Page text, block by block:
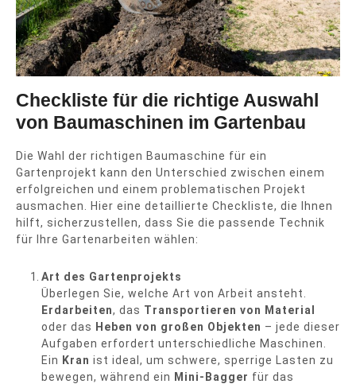
Checkliste für die richtige Auswahl
von Baumaschinen im Gartenbau
Die Wahl der richtigen Baumaschine für ein
Gartenprojekt kann den Unterschied zwischen einem
erfolgreichen und einem problematischen Projekt
ausmachen. Hier eine detaillierte Checkliste, die Ihnen
hilft, sicherzustellen, dass Sie die passende Technik
für Ihre Gartenarbeiten wählen:
Art des Gartenprojekts
Überlegen Sie, welche Art von Arbeit ansteht.
Erdarbeiten, das Transportieren von Material
oder das Heben von großen Objekten – jede dieser
Aufgaben erfordert unterschiedliche Maschinen.
Ein Kran ist ideal, um schwere, sperrige Lasten zu
bewegen, während ein Mini-Bagger für das